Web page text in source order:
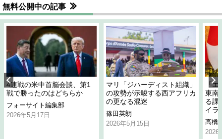
無料公開中の記事
4連戦の米中首脳会談、第1
戦で勝ったのはどちらか
フォーサイト編集部
2026年5月17日
マリ「ジハーディスト組織」
の攻勢が示唆する西アフリカ
の更なる混迷
篠田英朗
2026年5月15日
「
東南
る課
イラ
高橋
2026